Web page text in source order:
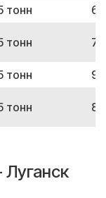
тонн
тонн
тонн
тонн